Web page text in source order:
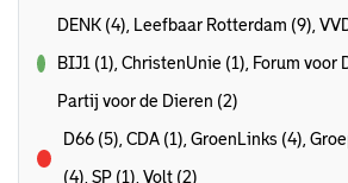
DENK (4), Leefbaar Rotterdam (9),
BIJ1 (1), ChristenUnie (1), Forum voor
Partij voor de Dieren (2)
tegen
D66 (5), CDA (1), GroenLinks (4),
(4), SP (1), Volt (2)